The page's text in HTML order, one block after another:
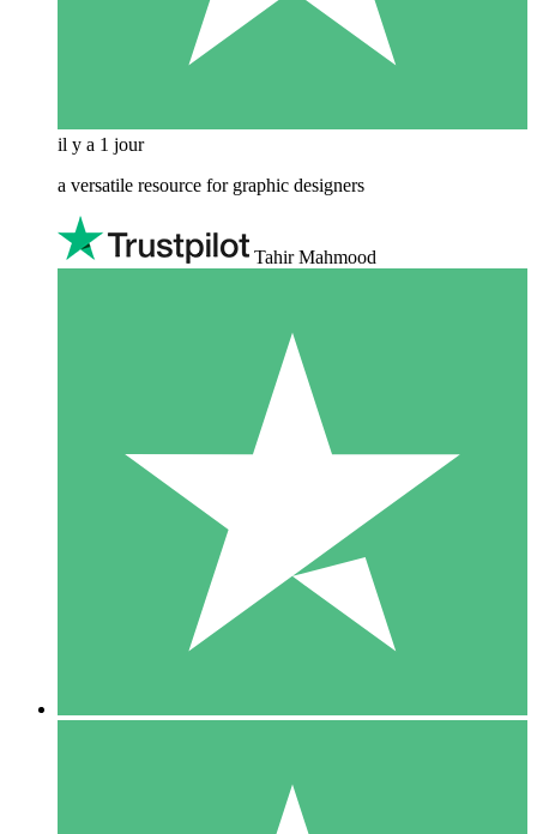
il y a 1 jour
a versatile resource for graphic designers
Tahir Mahmood